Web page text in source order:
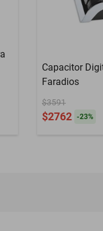
Capacitor
Faradios
$3591
$2762 -23%